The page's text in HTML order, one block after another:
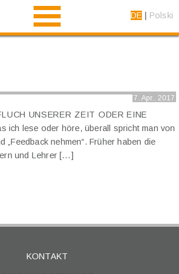
DE Polski
7. Apr.. 2017
UNSERER ZEIT ODER EINE
ich lese oder höre, überall spricht man von
„Feedback nehmen“. Früher haben die
und Lehrer […]
KONTAKT